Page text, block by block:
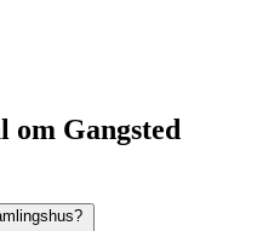
om Gangsted